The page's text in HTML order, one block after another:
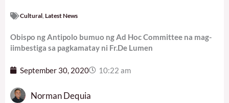
Cultural Latest News
Obispo ng Antipolo bumuo ng Ad Hoc Committee na mag-
iimbestiga sa pagkamatay ni Fr.De Lumen
September 30, 2020 10:22 am
Norman Dequia